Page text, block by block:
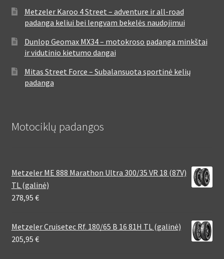
Metzeler Karoo 4 Street – adventure ir all-road
padanga keliui bei lengvam bekelės naudojimui
Dunlop Geomax MX34 – motokroso padanga minkštai
ir vidutinio kietumo dangai
Mitas Street Force – Subalansuota sportinė kelių
padanga
Motociklų padangos
Metzeler ME 888 Marathon Ultra 300/35 VR 18 (87V)
TL (galinė)
278,95 €
Metzeler Cruisetec Rf. 180/65 B 16 81H TL (galinė)
205,95 €